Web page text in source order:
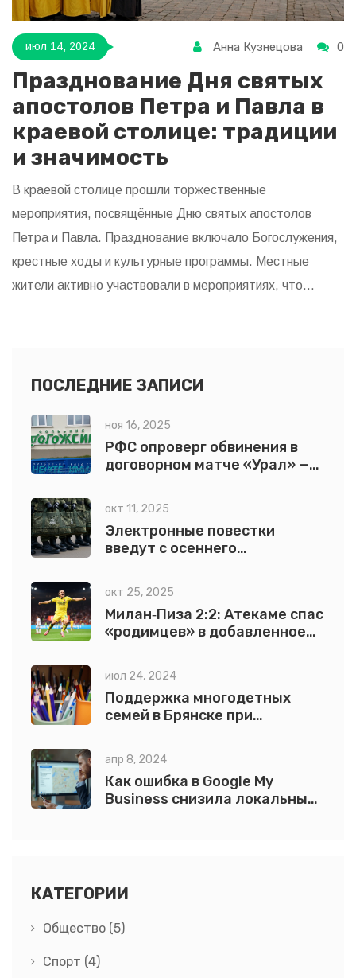
июл 14, 2024 Анна Кузнецова 0
Празднование Дня святых
апостолов Петра и Павла в
краевой столице: традиции
и значимость
В краевой столице прошли торжественные
мероприятия, посвящённые Дню святых апостолов
Петра и Павла. Празднование включало Богослужения,
крестные ходы и культурные программы. Местные
жители активно участвовали в мероприятиях, что
ПОСЛЕДНИЕ ЗАПИСИ
ноя 16, 2025
РФС опроверг обвинения в
договорном матче «Урал» —
расследования
окт 11, 2025
Электронные повестки
введут с осеннего
окт 25, 2025
Милан‑Пиза 2:2: Атекаме спас
«родимцев» в добавленное
июл 24, 2024
Поддержка многодетных
семей в Брянске при
учебному году
апр 8, 2024
Как ошибка в Google My
Business снизила локальные
КАТЕГОРИИ
Общество (5)
Спорт (4)